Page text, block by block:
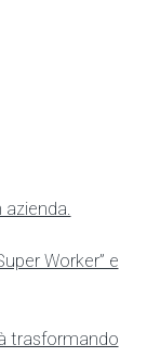
azienda.
Worker” e
trasformando